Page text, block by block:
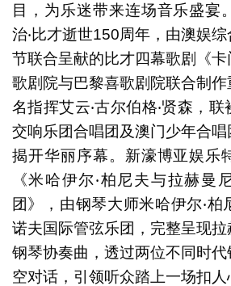
目，为乐迷带来连场音乐盛宴
治‧比才逝世150周年，由澳娱
节联合呈献的比才四幕歌剧《
歌剧院与巴黎喜歌剧院联合制
名指挥艾云‧古尔伯格‧贤森，
交响乐团合唱团及澳门少年合
揭开华丽序幕。新濠博亚娱乐
《米哈伊尔‧柏尼夫与拉赫曼
团》，由钢琴大师米哈伊尔‧
诺夫国际管弦乐团，完整呈现
钢琴协奏曲，透过两位不同时
空对话，引领听众踏上一场扣